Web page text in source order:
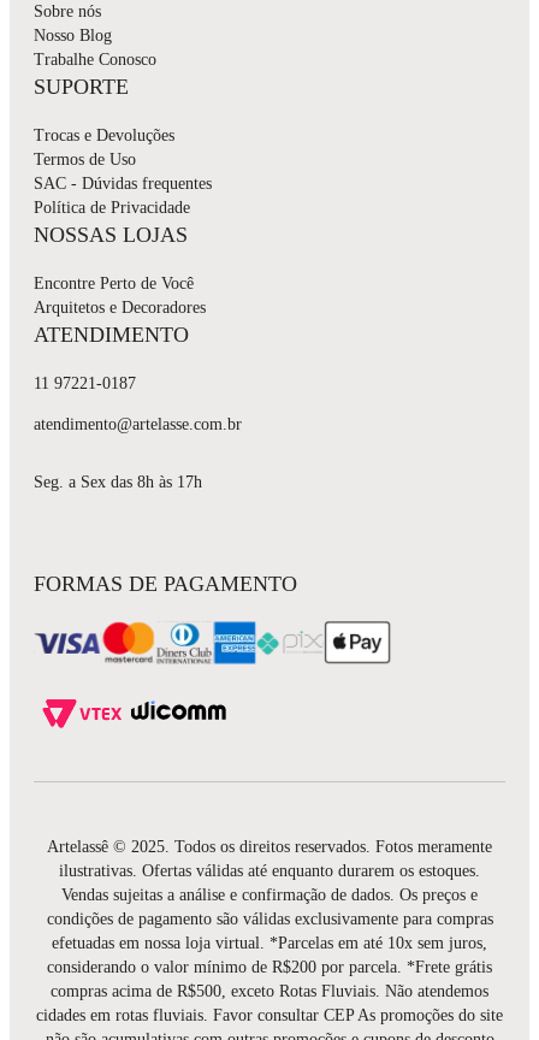
Sobre nós
Nosso Blog
Trabalhe Conosco
SUPORTE
Trocas e Devoluções
Termos de Uso
SAC - Dúvidas frequentes
Política de Privacidade
NOSSAS LOJAS
Encontre Perto de Você
Arquitetos e Decoradores
ATENDIMENTO
11 97221-0187
atendimento@artelasse.com.br
Seg. a Sex das 8h às 17h
FORMAS DE PAGAMENTO
Artelassê © 2025. Todos os direitos reservados. Fotos meramente
ilustrativas. Ofertas válidas até enquanto durarem os estoques.
Vendas sujeitas a análise e confirmação de dados. Os preços e
condições de pagamento são válidas exclusivamente para compras
efetuadas em nossa loja virtual. *Parcelas em até 10x sem juros,
considerando o valor mínimo de R$200 por parcela. *Frete grátis
compras acima de R$500, exceto Rotas Fluviais. Não atendemos
cidades em rotas fluviais. Favor consultar CEP As promoções do site